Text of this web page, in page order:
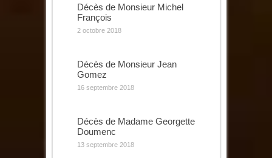
Décès de Monsieur Michel
François
2 octobre 2018
Décès de Monsieur Jean
Gomez
16 septembre 2018
Décès de Madame Georgette
Doumenc
13 septembre 2018